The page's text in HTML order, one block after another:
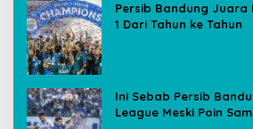
Persib Bandung Juara
1 Dari Tahun ke Tahun
Ini Sebab Persib
League Meski Poin